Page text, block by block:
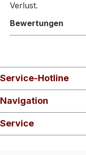
Verlust.
Bewertungen
Service-Hotline
Navigation
Service